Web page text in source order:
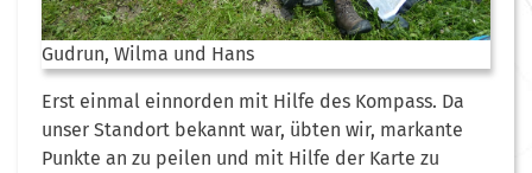
Gudrun, Wilma und Hans
Erst einmal einnorden mit Hilfe des Kompass. Da
unser Standort bekannt war, übten wir, markante
Punkte an zu peilen und mit Hilfe der Karte zu